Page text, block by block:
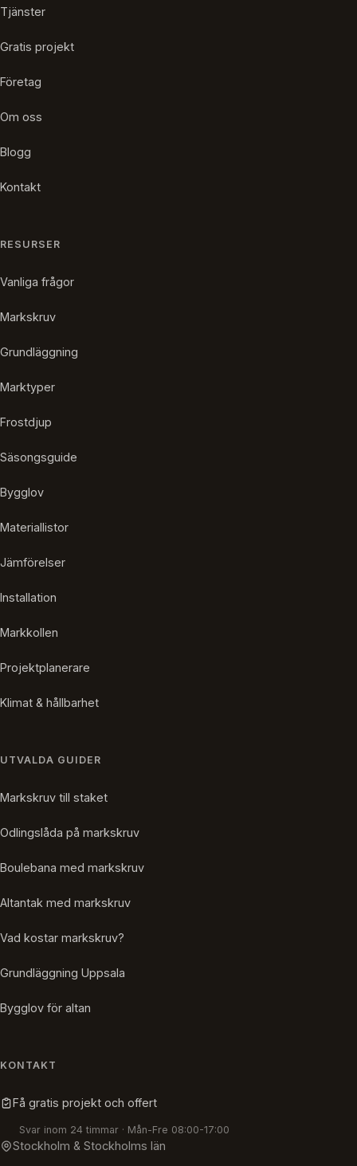
Tjänster
Gratis projekt
Företag
Om oss
Blogg
Kontakt
RESURSER
Vanliga frågor
Markskruv
Grundläggning
Marktyper
Frostdjup
Säsongsguide
Bygglov
Materiallistor
Jämförelser
Installation
Markkollen
Projektplanerare
Klimat & hållbarhet
UTVALDA GUIDER
Markskruv till staket
Odlingslåda på markskruv
Boulebana med markskruv
Altantak med markskruv
Vad kostar markskruv?
Grundläggning Uppsala
Bygglov för altan
KONTAKT
Få gratis projekt och offert
Svar inom 24 timmar · Mån-Fre 08:00-17:00
Stockholm & Stockholms län